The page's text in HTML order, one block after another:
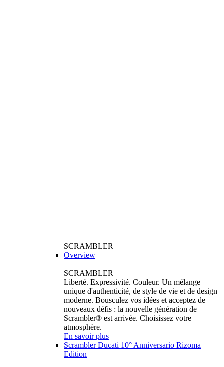
SCRAMBLER
Overview
SCRAMBLER
Liberté. Expressivité. Couleur. Un mélange
unique d'authenticité, de style de vie et de design
moderne. Bousculez vos idées et acceptez de
nouveaux défis : la nouvelle génération de
Scrambler® est arrivée. Choisissez votre
atmosphère.
En savoir plus
Scrambler Ducati 10° Anniversario Rizoma
Edition